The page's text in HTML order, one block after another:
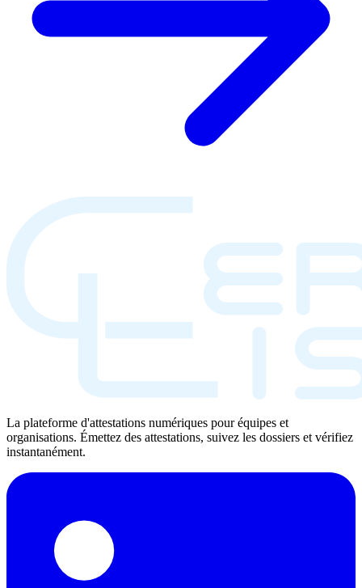
La plateforme d'attestations numériques pour équipes et
organisations. Émettez des attestations, suivez les dossiers et vérifiez
instantanément.